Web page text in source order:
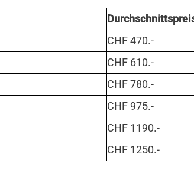
CHF 470.-
CHF 610.-
CHF 780.-
CHF 975.-
CHF 1190.-
CHF 1250.-